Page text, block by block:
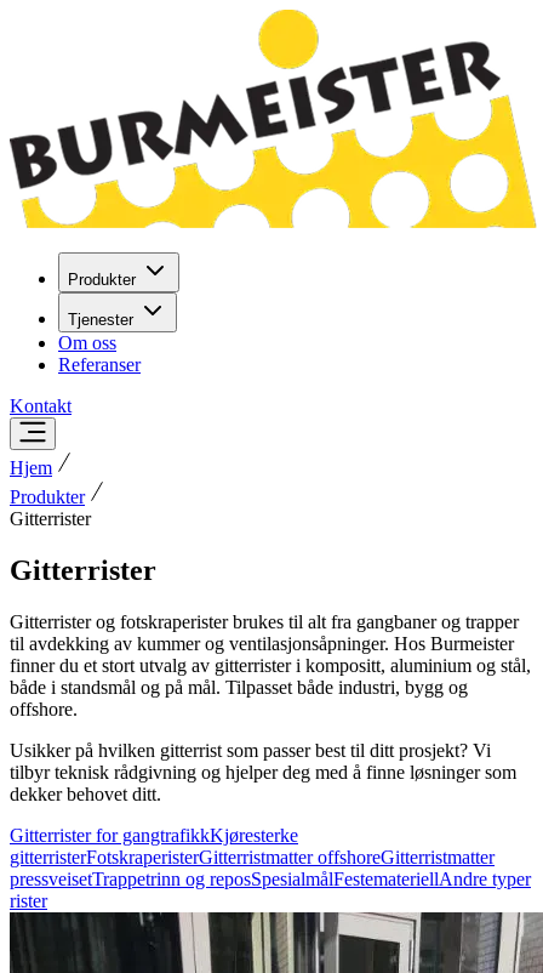
Produkter
Tjenester
Om oss
Referanser
Kontakt
Hjem
Produkter
Gitterrister
Gitterrister
Gitterrister og fotskraperister brukes til alt fra gangbaner og trapper
til avdekking av kummer og ventilasjonsåpninger. Hos Burmeister
finner du et stort utvalg av gitterrister i kompositt, aluminium og stål,
både i standsmål og på mål. Tilpasset både industri, bygg og
offshore.
Usikker på hvilken gitterrist som passer best til ditt prosjekt? Vi
tilbyr teknisk rådgivning og hjelper deg med å finne løsninger som
dekker behovet ditt.
Gitterrister for gangtrafikkKjøresterke
gitterristerFotskraperisterGitterristmatter offshoreGitterristmatter
pressveisetTrappetrinn og reposSpesialmålFestemateriellAndre typer
rister